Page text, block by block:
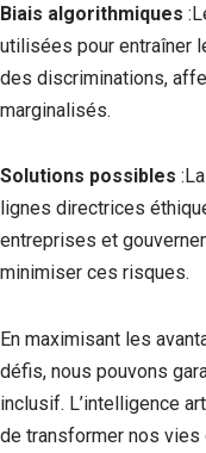
Biais algorithmiques
utilisées pour entraîner
des discriminations,
marginalisés.
Solutions possibles
lignes directrices
entreprises et
minimiser ces risques.
En maximisant les
défis, nous pouvons
inclusif. L’intelligence
de transformer nos vies